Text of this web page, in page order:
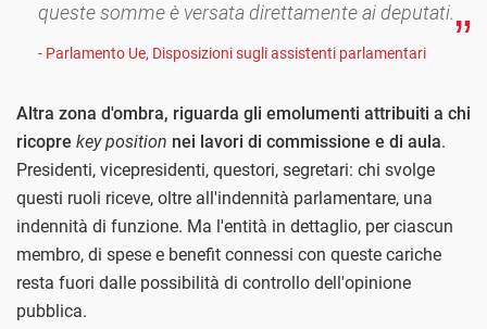
queste somme è versata direttamente ai deputati.
- Parlamento Ue, Disposizioni sugli assistenti parlamentari
Altra zona d'ombra, riguarda gli emolumenti attribuiti a chi
ricopre key position nei lavori di commissione e di aula.
Presidenti, vicepresidenti, questori, segretari: chi svolge
questi ruoli riceve, oltre all'indennità parlamentare, una
indennità di funzione. Ma l'entità in dettaglio, per ciascun
membro, di spese e benefit connessi con queste cariche
resta fuori dalle possibilità di controllo dell'opinione
pubblica.